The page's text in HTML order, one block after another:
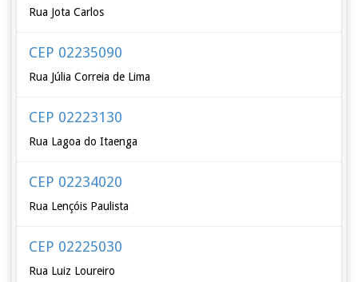
Rua Jota Carlos
CEP 02235090
Rua Júlia Correia de Lima
CEP 02223130
Rua Lagoa do Itaenga
CEP 02234020
Rua Lençóis Paulista
CEP 02225030
Rua Luiz Loureiro